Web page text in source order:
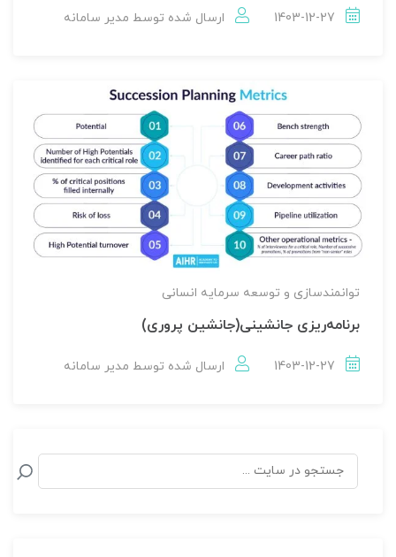
1403-12-27 ارسال شده توسط مدير سامانه
توانمندسازی و توسعه سرمایه انسانی
برنامه‌ریزی جانشینی(جانشین پروری)
1403-12-27 ارسال شده توسط مدير سامانه